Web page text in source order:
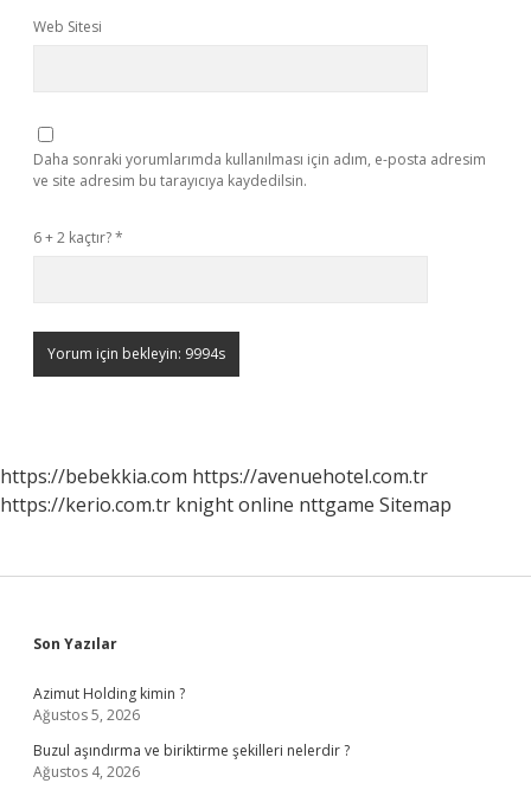
Web Sitesi
Daha sonraki yorumlarımda kullanılması için adım, e-posta adresim
ve site adresim bu tarayıcıya kaydedilsin.
6 + 2 kaçtır?*
https://bebekkia.com https://avenuehotel.com.tr
https://kerio.com.tr knight online nttgame Sitemap
Sidebar
Son Yazılar
Azimut Holding kimin ?
Ağustos 5, 2026
Buzul aşındırma ve biriktirme şekilleri nelerdir ?
Ağustos 4, 2026